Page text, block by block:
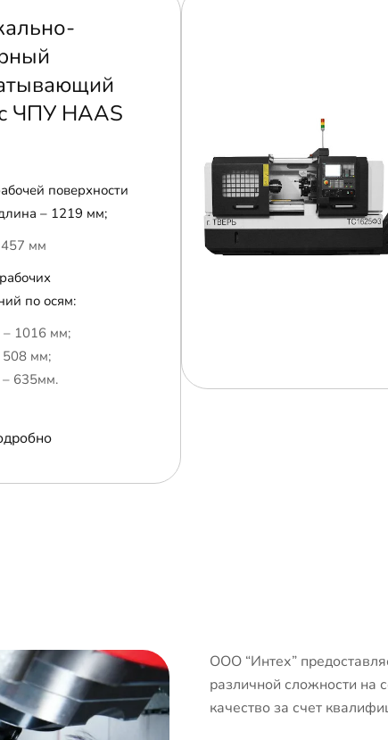
ЧПУ HAAS
поверхности
– 1219 мм;
мм
по осям:
– 1016 мм;
508 мм;
– 635мм.
ООО “Интех”
различной сложности на
качество за счет